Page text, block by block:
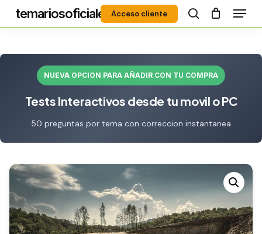
content
temariosoficiales
Acceso cliente
search
Menú
NUEVA OPCION PARA AÑADIR CON TU COMPRA
Tests Interactivos desde tu movil o PC
50 preguntas por tema con correccion instantanea